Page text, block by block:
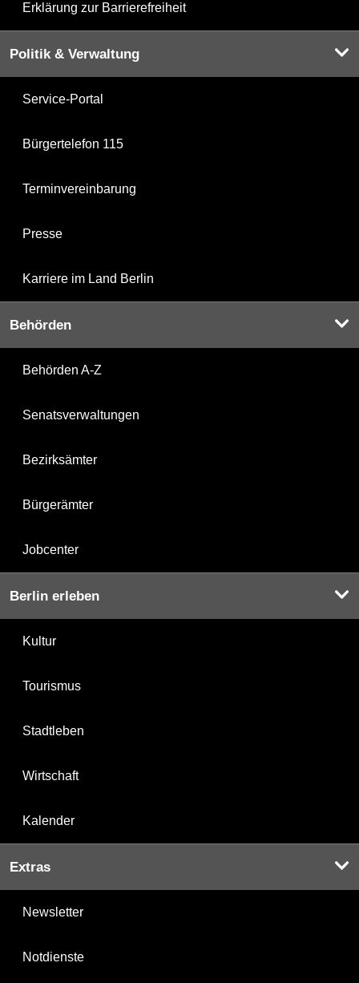
Erklärung zur Barrierefreiheit
Politik & Verwaltung
Service-Portal
Bürgertelefon 115
Terminvereinbarung
Presse
Karriere im Land Berlin
Behörden
Behörden A-Z
Senatsverwaltungen
Bezirksämter
Bürgerämter
Jobcenter
Berlin erleben
Kultur
Tourismus
Stadtleben
Wirtschaft
Kalender
Extras
Newsletter
Notdienste